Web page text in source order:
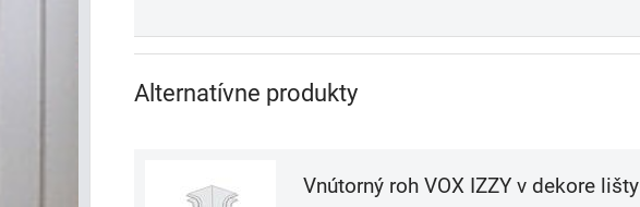
Alternatívne produkty
Vnútorný roh VOX IZZY v dekore lišty